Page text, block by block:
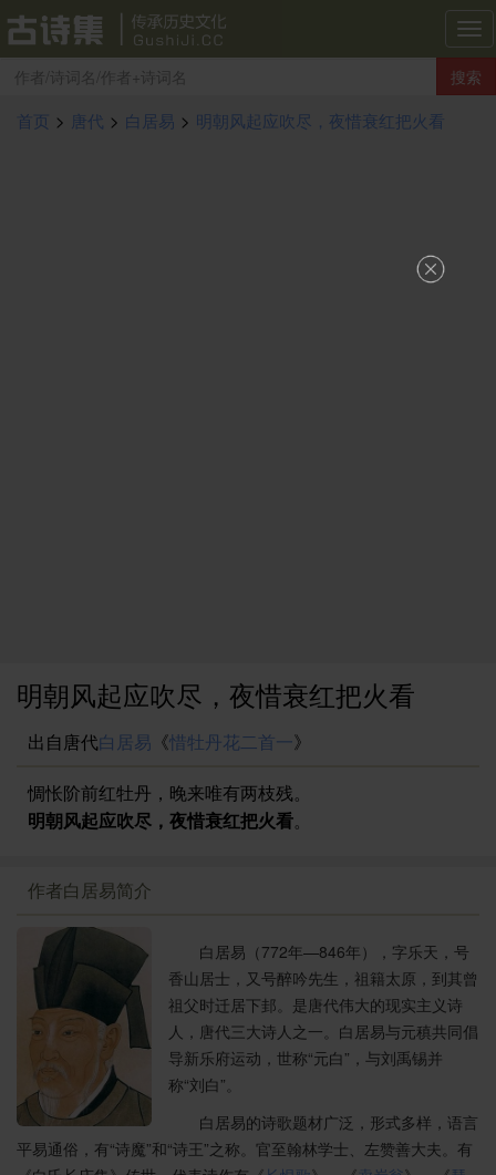
古
诗
集
搜索
首页 > 唐代 > 白居易 > 明朝风起应吹尽，夜惜衰红把火看
明朝风起应吹尽，夜惜衰红把火看
出自唐代白居易 《惜牡丹花二首一》
惆怅阶前红牡丹，晚来唯有两枝残。
明朝风起应吹尽，夜惜衰红把火看。
作者白居易简介
白居易（772年—846年），字乐天，号
香山居士，又号醉吟先生，祖籍太原，到其曾
祖父时迁居下邽。是唐代伟大的现实主义诗
人，唐代三大诗人之一。白居易与元稹共同倡
导新乐府运动，世称“元白”，与刘禹锡并
称“刘白”。
白居易的诗歌题材广泛，形式多样，语言
平易通俗，有“诗魔”和“诗王”之称。官至翰林学士、左赞善大夫。有